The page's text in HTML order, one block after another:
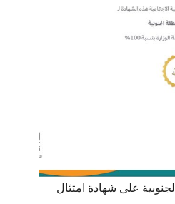
على شهادة امتثال